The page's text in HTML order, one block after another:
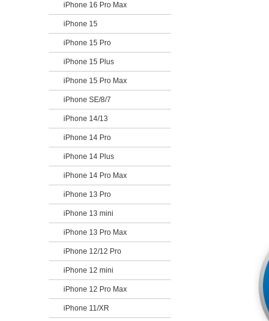
iPhone 16 Pro Max
iPhone 15
iPhone 15 Pro
iPhone 15 Plus
iPhone 15 Pro Max
iPhone SE/8/7
iPhone 14/13
iPhone 14 Pro
iPhone 14 Plus
iPhone 14 Pro Max
iPhone 13 Pro
iPhone 13 mini
iPhone 13 Pro Max
iPhone 12/12 Pro
iPhone 12 mini
iPhone 12 Pro Max
iPhone 11/XR